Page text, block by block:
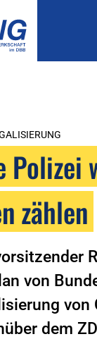
zählen
von
dem